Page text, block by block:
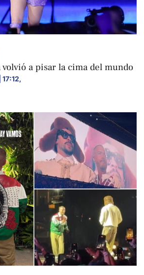
volvió a pisar la cima del mundo
,